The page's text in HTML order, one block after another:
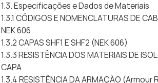
1.3. Especificações e Dados de Materiais
1.3.1 CÓDIGOS E NOMENCLATURAS DE
NEK 606
1.3.2 CAPAS SHF1 E SHF2 (NEK 606)
1.3.3 RESISTÊNCIA DOS MATERIAIS DE
CAPA
1.3.4 RESISTÊNCIA DA ARMAÇÃO (Armour